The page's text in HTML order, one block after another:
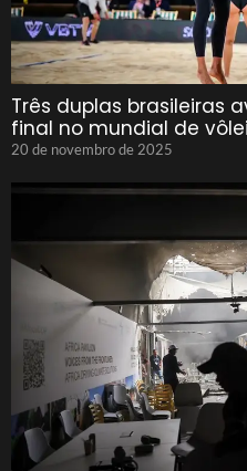
Três duplas brasileiras
final no mundial de
20 de novembro de 2025